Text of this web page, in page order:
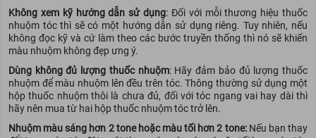
Không xem kỹ hướng dẫn sử dụng: Đối với mỗi thương hiệu thuốc
nhuộm tóc thì sẽ có một hướng dẫn sử dụng riêng. Tuy nhiên, nếu
không đọc kỹ và cứ làm theo các bước truyền thống thì nó sẽ khiến
màu nhuộm không đẹp ưng ý.
Dùng không đủ lượng thuốc nhuộm: Hãy đảm bảo đủ lượng thuốc
nhuộm để màu nhuộm lên đều trên tóc. Thông thường sử dụng một
hộp thuốc nhuộm thôi là chưa đủ, đối với tóc ngang vai hay dài thì
hãy nên mua từ hai hộp thuốc nhuộm tóc trở lên.
Nhuộm màu sáng hơn 2 tone hoặc màu tối hơn 2 tone: Nếu bạn thay